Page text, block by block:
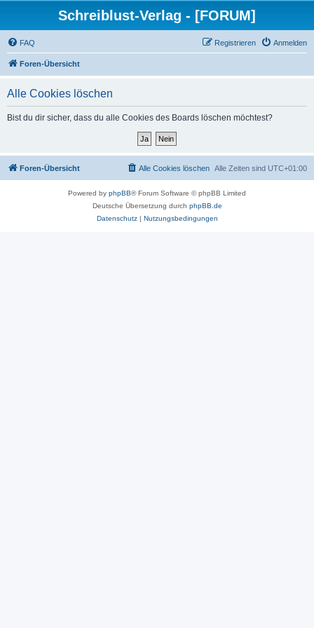
Schreiblust-Verlag - [FORUM]
FAQ Anmelden
Registrieren
Foren-Übersicht
Alle Cookies löschen
Bist du dir sicher, dass du alle Cookies des Boards löschen möchtest?
Foren-Übersicht Alle Zeiten sind UTC+01:00
Alle Cookies löschen
Powered by phpBB® Forum Software © phpBB Limited
Deutsche Übersetzung durch phpBB.de
Datenschutz| Nutzungsbedingungen